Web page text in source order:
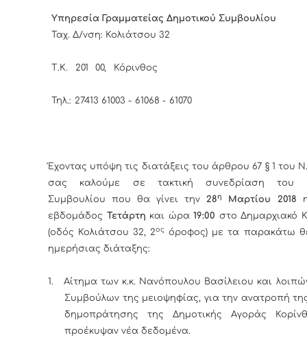
Υπηρεσία Γραμματείας Δημοτικού Συμβουλίου
Ταχ. Δ/νση:
Τ.Κ. 201 00,
Τηλ.: 27413 61003 - 61068 -
Έχοντας υπόψη τις διατάξεις του άρθρου 67 § 1 του Ν.
σας καλούμε σε τακτική συνεδρίαση του
Συμβουλίου που θα γίνει την 28η Μαρτίου 2018
εβδομάδος
Τετάρτη και ώρα 19:00 στο Δημαρχιακό
(οδός Κολιάτσου 32, 2ος
όροφος) με τα παρακάτω
ημερήσιας διάταξης:
1.
Αίτημα των κ.κ. Νανόπουλου Βασίλειου και
Συμβούλων της μειοψηφίας, για την ανατροπή
δημοπράτησης της Δημοτικής Αγοράς
προέκυψαν νέα δεδομένα.